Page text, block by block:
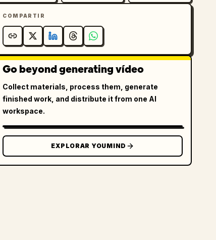
COMPARTIR
Go beyond generating vídeo
Collect materials, process them, generate
finished work, and distribute it from one AI
workspace.
EXPLORAR YOUMIND